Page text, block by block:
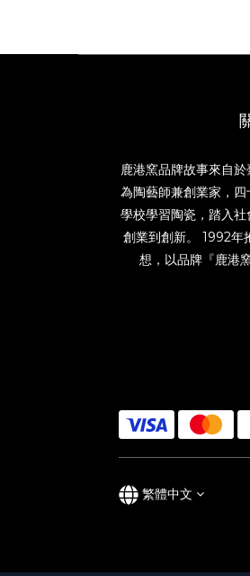
鹿港窯品牌故事來自
為陶藝師兼創業家，
學校學習陶瓷，踏入社
創業到創新。 1992年
想，以品牌『鹿港
繁體中文